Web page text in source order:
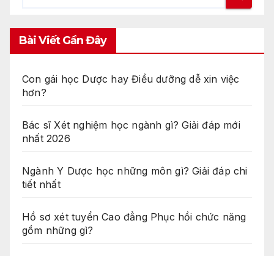
Bài Viết Gần Đây
Con gái học Dược hay Điều dưỡng dễ xin việc
hơn?
Bác sĩ Xét nghiệm học ngành gì? Giải đáp mới
nhất 2026
Ngành Y Dược học những môn gì? Giải đáp chi
tiết nhất
Hồ sơ xét tuyển Cao đẳng Phục hồi chức năng
gồm những gì?